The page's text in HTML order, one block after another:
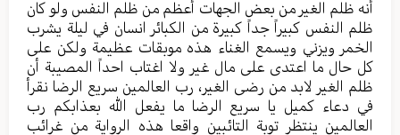
أنه ظلم الغیر من بعض الجهات أعظم من ظلم النفس ولو کان
ظلم النفس کبیراً جداً کبیرة من الکبائر انسان في لیلة یشرب
الخمر ویزني ویسمع الغناء هذه موبقات عظیمة ولکن علی
کل حال ما اعتدی علی مال غیر ولا اغتاب احداً المصیبة أن
ظلم الغیر لابد من رضی الغیر، رب العالمین سریع الرضا نقرأ
في دعاء کمیل یا سریع الرضا ما یفعل الله بعذابکم رب
العالمین ینتظر توبة التائبین واقعا هذه الروایة من غرائب